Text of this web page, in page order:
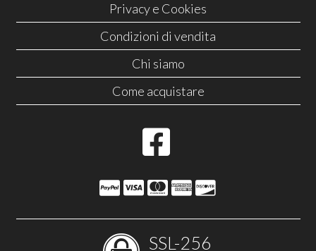
Privacy e Cookies
Condizioni di vendita
Chi siamo
Come acquistare
SSL-256